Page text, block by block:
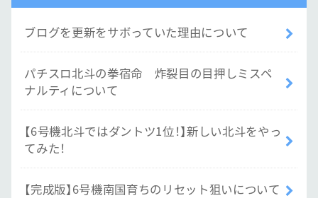
ブログを更新をサボっていた理由について
パチスロ北斗の拳宿命 炸裂目の目押しミスペ
ナルティについて
【6号機北斗ではダントツ1位！】新しい北斗をやっ
てみた！
【完成版】6号機南国育ちのリセット狙いについて